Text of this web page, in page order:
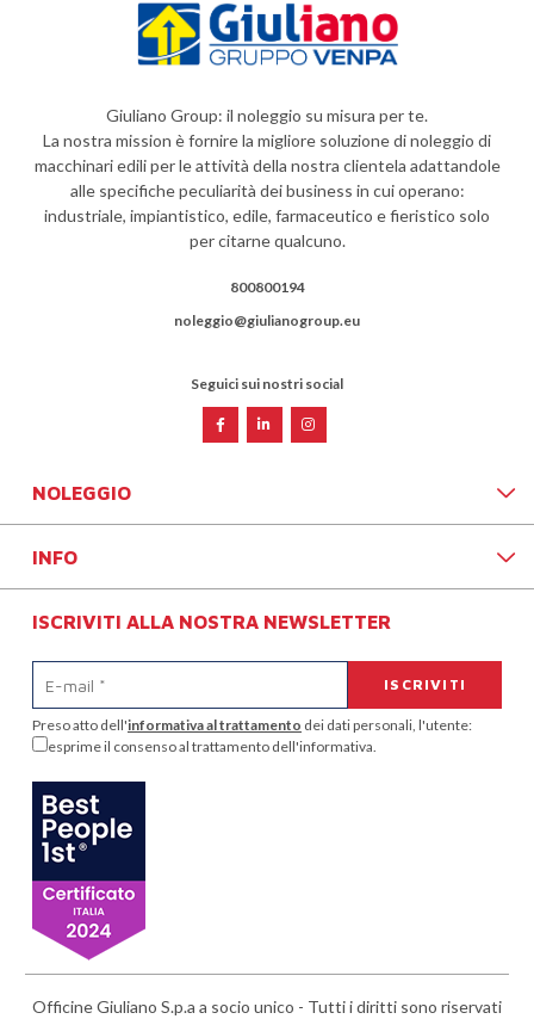
Giuliano Group: il noleggio su misura per te.
La nostra mission è fornire la migliore soluzione di noleggio di
macchinari edili per le attività della nostra clientela adattandole
alle specifiche peculiarità dei business in cui operano:
industriale, impiantistico, edile, farmaceutico e fieristico solo
per citarne qualcuno.
800800194
noleggio@giulianogroup.eu
Seguici sui nostri social
NOLEGGIO
INFO
ISCRIVITI ALLA NOSTRA NEWSLETTER
Preso atto dell'informativa al trattamento dei dati personali, l'utente:
esprime il consenso al trattamento dell'informativa.
Officine Giuliano S.p.a a socio unico - Tutti i diritti sono riservati